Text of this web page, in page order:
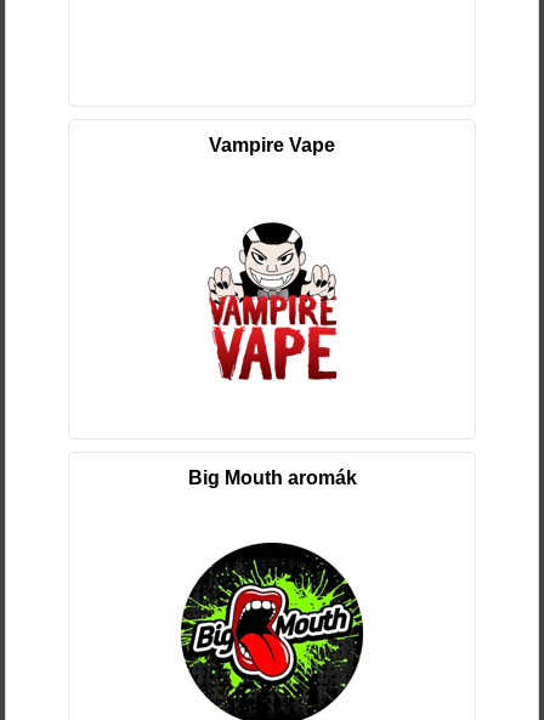
Vampire Vape
Big Mouth aromák